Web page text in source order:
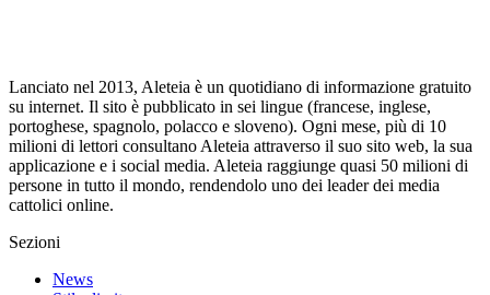
Lanciato nel 2013, Aleteia è un quotidiano di informazione gratuito
su internet. Il sito è pubblicato in sei lingue (francese, inglese,
portoghese, spagnolo, polacco e sloveno). Ogni mese, più di 10
milioni di lettori consultano Aleteia attraverso il suo sito web, la sua
applicazione e i social media. Aleteia raggiunge quasi 50 milioni di
persone in tutto il mondo, rendendolo uno dei leader dei media
cattolici online.
Sezioni
News